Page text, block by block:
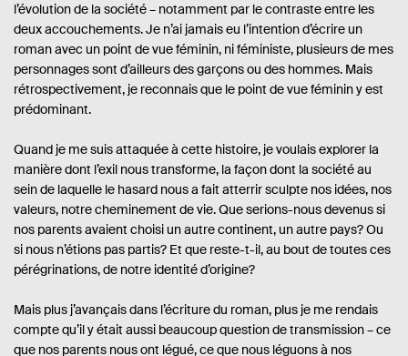
l’évolution de la société – notamment par le contraste entre les
deux accouchements. Je n’ai jamais eu l’intention d’écrire un
roman avec un point de vue féminin, ni féministe, plusieurs de mes
personnages sont d’ailleurs des garçons ou des hommes. Mais
rétrospectivement, je reconnais que le point de vue féminin y est
prédominant.
Quand je me suis attaquée à cette histoire, je voulais explorer la
manière dont l’exil nous transforme, la façon dont la société au
sein de laquelle le hasard nous a fait atterrir sculpte nos idées, nos
valeurs, notre cheminement de vie. Que serions-nous devenus si
nos parents avaient choisi un autre continent, un autre pays? Ou
si nous n’étions pas partis? Et que reste-t-il, au bout de toutes ces
pérégrinations, de notre identité d’origine?
Mais plus j’avançais dans l’écriture du roman, plus je me rendais
compte qu’il y était aussi beaucoup question de transmission – ce
que nos parents nous ont légué, ce que nous léguons à nos